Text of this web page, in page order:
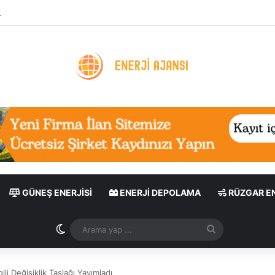
Uygulaması: Enerji Tasarrufu ve Sera Gazı Azaltımı
GÜNEŞ ENERJISI ENERJI DEPOLAMA RÜZGAR
Dış görünümü değiştir
yap
Değişiklik Taslağı Yayımladı